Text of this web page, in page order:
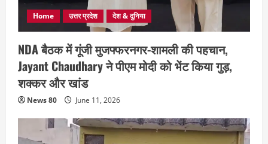
Home उत्तर प्रदेश देश & दुनिया
NDA बैठक में गूंजी मुजफ्फरनगर-शामली की पहचान,
Jayant Chaudhary ने पीएम मोदी को भेंट किया गुड़,
शक्कर और खांड
News 80 June 11, 2026